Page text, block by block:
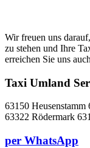
Wir freuen uns
zu stehen und Ihre
erreichen Sie uns
Taxi Umland
63150 Heusenstamm
63322 Rödermark
per WhatsApp